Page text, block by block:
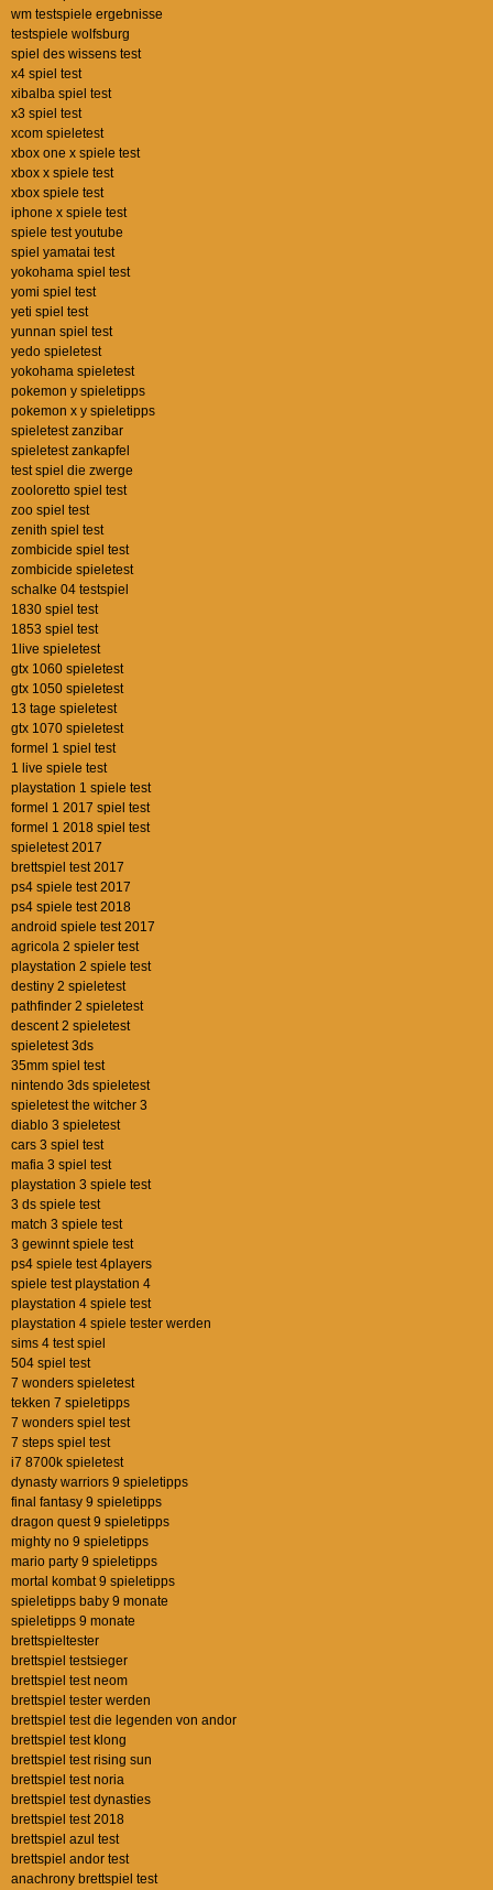
wm testspiele ergebnisse
testspiele wolfsburg
spiel des wissens test
x4 spiel test
xibalba spiel test
x3 spiel test
xcom spieletest
xbox one x spiele test
xbox x spiele test
xbox spiele test
iphone x spiele test
spiele test youtube
spiel yamatai test
yokohama spiel test
yomi spiel test
yeti spiel test
yunnan spiel test
yedo spieletest
yokohama spieletest
pokemon y spieletipps
pokemon x y spieletipps
spieletest zanzibar
spieletest zankapfel
test spiel die zwerge
zooloretto spiel test
zoo spiel test
zenith spiel test
zombicide spiel test
zombicide spieletest
schalke 04 testspiel
1830 spiel test
1853 spiel test
1live spieletest
gtx 1060 spieletest
gtx 1050 spieletest
13 tage spieletest
gtx 1070 spieletest
formel 1 spiel test
1 live spiele test
playstation 1 spiele test
formel 1 2017 spiel test
formel 1 2018 spiel test
spieletest 2017
brettspiel test 2017
ps4 spiele test 2017
ps4 spiele test 2018
android spiele test 2017
agricola 2 spieler test
playstation 2 spiele test
destiny 2 spieletest
pathfinder 2 spieletest
descent 2 spieletest
spieletest 3ds
35mm spiel test
nintendo 3ds spieletest
spieletest the witcher 3
diablo 3 spieletest
cars 3 spiel test
mafia 3 spiel test
playstation 3 spiele test
3 ds spiele test
match 3 spiele test
3 gewinnt spiele test
ps4 spiele test 4players
spiele test playstation 4
playstation 4 spiele test
playstation 4 spiele tester werden
sims 4 test spiel
504 spiel test
7 wonders spieletest
tekken 7 spieletipps
7 wonders spiel test
7 steps spiel test
i7 8700k spieletest
dynasty warriors 9 spieletipps
final fantasy 9 spieletipps
dragon quest 9 spieletipps
mighty no 9 spieletipps
mario party 9 spieletipps
mortal kombat 9 spieletipps
spieletipps baby 9 monate
spieletipps 9 monate
brettspieltester
brettspiel testsieger
brettspiel test neom
brettspiel tester werden
brettspiel test die legenden von andor
brettspiel test klong
brettspiel test rising sun
brettspiel test noria
brettspiel test dynasties
brettspiel test 2018
brettspiel azul test
brettspiel andor test
anachrony brettspiel test